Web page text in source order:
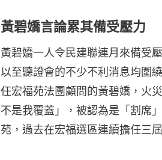
黃碧嬌言論累其備受壓力
黃碧嬌一人令民建聯連月來備受
以至聽證會的不少不利消息均圍
任宏福苑法團顧問的黃碧嬌，火
不是我覆蓋」，被認為是「割席
苑，過去在宏福選區連續擔任三